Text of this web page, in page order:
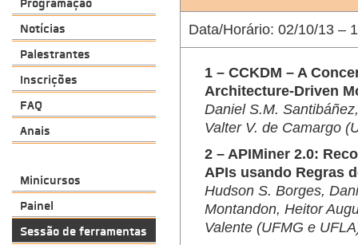
Programação
Notícias
Palestrantes
Inscrições
FAQ
Anais
Minicursos
Painel
Sessão de ferramentas
Data/Horário: 02/10/13 –
1 – CCKDM – A
Architecture-Driven
Daniel S.M.
Valter V. de Camargo
2 – APIMiner 2.0:
APIs usando Regras
Hudson S. Borges,
Montandon, Heitor
Valente (UFMG e